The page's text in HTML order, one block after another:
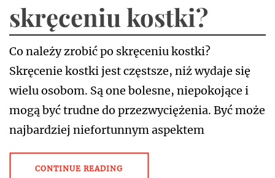
skręceniu kostki?
Co należy zrobić po skręceniu kostki?
Skręcenie kostki jest częstsze, niż wydaje się
wielu osobom. Są one bolesne, niepokojące i
mogą być trudne do przezwyciężenia. Być może
najbardziej niefortunnym aspektem
CONTINUE READING